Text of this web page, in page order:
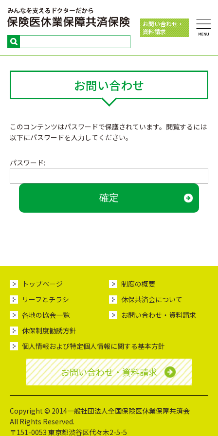
お問い合わせ・
資料請求
お問い合わせ
このコンテンツはパスワードで保護されています。閲覧するには
以下にパスワードを入力してください。
パスワード:
トップページ
制度の概要
リーフとチラシ
休保共済会について
各地の協会一覧
お問い合わせ・資料請求
休保制度勧誘方針
個人情報および特定個人情報に関する基本方針
お問い合わせ・資料請求
Copyright © 2014一般社団法人全国保険医休業保障共済会
All Rights Reserved.
〒151-0053 東京都渋谷区代々木2-5-5